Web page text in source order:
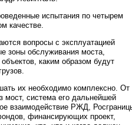
испытания по четырем
качестве.
вопросы с эксплуатацией
зоны обслуживания моста,
каким образом будут
их необходимо комплексно. От
мост, система его дальнейшей
взаимодействие РЖД,
финансирующих проект,